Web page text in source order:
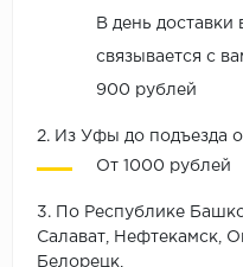
В день доставки
связывается с
900 рублей
2. Из Уфы до подъезда
От 1000 рублей
3. По Республике
Салават, Нефтекамск,
Белорецк,